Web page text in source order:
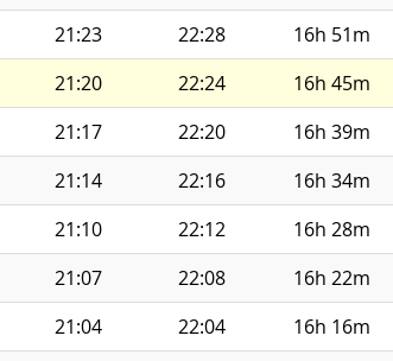
21:23 22:28
16h 51m
21:20 22:24
16h 45m
21:17 22:20
16h 39m
21:14 22:16
16h 34m
21:10 22:12
16h 28m
21:07 22:08
16h 22m
21:04 22:04
16h 16m